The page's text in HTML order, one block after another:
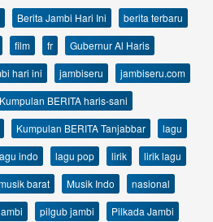
Berita Jambi Hari Ini
berita terbaru
film fr
Gubernur Al Haris
hari ini jambiseru
jambiseru.com
Kumpulan BERITA haris-sani
Kumpulan BERITA Tanjabbar
lagu
indo lagu pop lirik
lirik lagu
barat Musik Indo
nasional
pilgub jambi
Pilkada Jambi